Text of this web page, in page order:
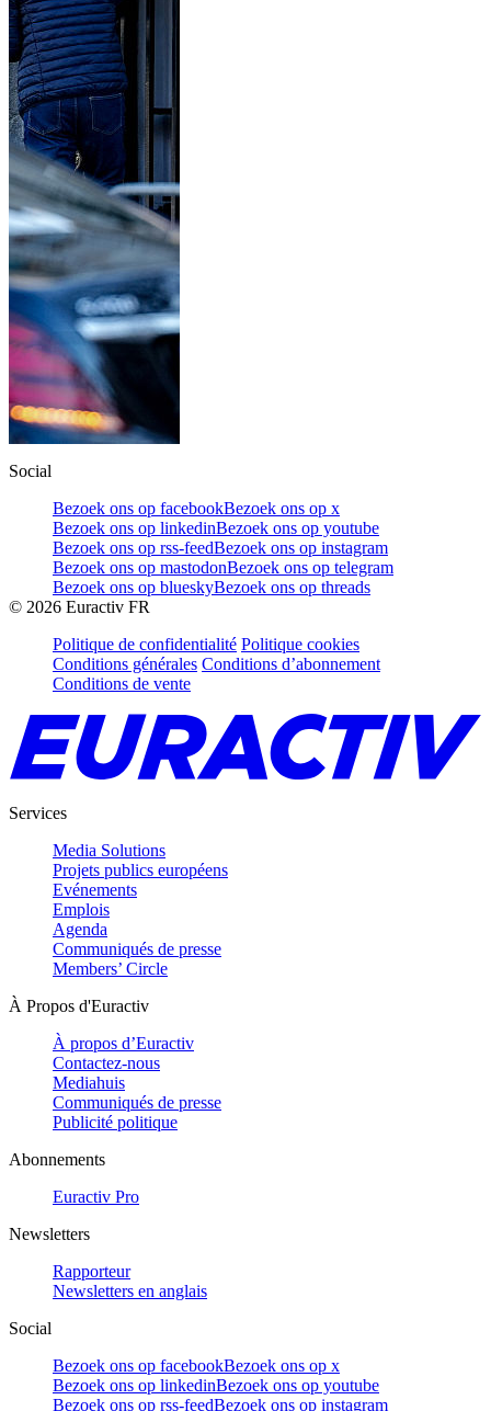
Social
Bezoek ons op facebookBezoek ons op x
Bezoek ons op linkedinBezoek ons op youtube
Bezoek ons op rss-feedBezoek ons op instagram
Bezoek ons op mastodonBezoek ons op telegram
Bezoek ons op blueskyBezoek ons op threads
© 2026 Euractiv FR
Politique de confidentialité Politique cookies
Conditions générales Conditions d’abonnement
Conditions de vente
Services
Media Solutions
Projets publics européens
Evénements
Emplois
Agenda
Communiqués de presse
Members’ Circle
À Propos d'Euractiv
À propos d’Euractiv
Contactez-nous
Mediahuis
Communiqués de presse
Publicité politique
Abonnements
Euractiv Pro
Newsletters
Rapporteur
Newsletters en anglais
Social
Bezoek ons op facebookBezoek ons op x
Bezoek ons op linkedinBezoek ons op youtube
Bezoek ons op rss-feedBezoek ons op instagram